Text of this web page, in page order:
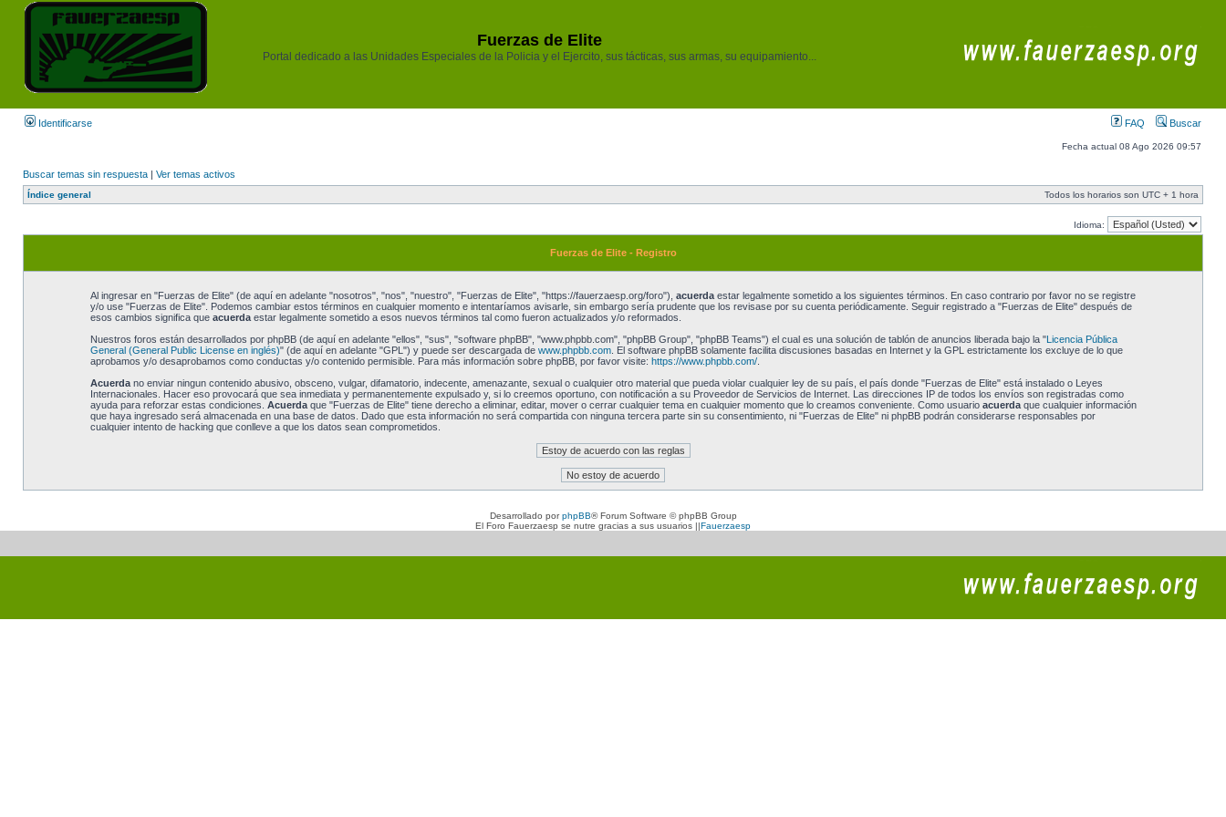
Fuerzas de Elite
Portal dedicado a las Unidades Especiales de la Policia y el Ejercito, sus tácticas, sus armas, su equipamiento...
Identificarse FAQ Buscar
Fecha actual 08 Ago 2026 09:57
Buscar temas sin respuesta | Ver temas activos
Índice general Todos los horarios son UTC + 1 hora
Idioma:
Fuerzas de Elite - Registro
Al ingresar en "Fuerzas de Elite" (de aquí en adelante "nosotros", "nos", "nuestro", "Fuerzas de Elite", "https://fauerzaesp.org/foro"), acuerdaestar legalmente sometido a los siguientes términos. En caso contrario por favor no se registre
y/o use "Fuerzas de Elite". Podemos cambiar estos términos en cualquier momento e intentaríamos avisarle, sin embargo sería prudente que los revisase por su cuenta periódicamente. Seguir registrado a "Fuerzas de Elite" después de
esos cambios significa que acuerdaestar legalmente sometido a esos nuevos términos tal como fueron actualizados y/o reformados.
Nuestros foros están desarrollados por phpBB (de aquí en adelante "ellos", "sus", "software phpBB", "www.phpbb.com", "phpBB Group", "phpBB Teams") el cual es una solución de tablón de anuncios liberada bajo la "Licencia Pública
General (General Public License en inglés)" (de aquí en adelante "GPL") y puede ser descargada de www.phpbb.com. El software phpBB solamente facilita discusiones basadas en Internet y la GPL estrictamente los excluye de lo que
aprobamos y/o desaprobamos como conductas y/o contenido permisible. Para más información sobre phpBB, por favor visite: https://www.phpbb.com/.
Acuerdano enviar ningun contenido abusivo, obsceno, vulgar, difamatorio, indecente, amenazante, sexual o cualquier otro material que pueda violar cualquier ley de su país, el país donde "Fuerzas de Elite" está instalado o Leyes
Internacionales. Hacer eso provocará que sea inmediata y permanentemente expulsado y, si lo creemos oportuno, con notificación a su Proveedor de Servicios de Internet. Las direcciones IP de todos los envíos son registradas como
ayuda para reforzar estas condiciones. Acuerdaque "Fuerzas de Elite" tiene derecho a eliminar, editar, mover o cerrar cualquier tema en cualquier momento que lo creamos conveniente. Como usuario acuerdaque cualquier información
que haya ingresado será almacenada en una base de datos. Dado que esta información no será compartida con ninguna tercera parte sin su consentimiento, ni "Fuerzas de Elite" ni phpBB podrán considerarse responsables por
cualquier intento de hacking que conlleve a que los datos sean comprometidos.
Desarrollado porphpBB® Forum Software © phpBB Group
El Foro Fauerzaesp se nutre gracias a sus usuarios ||Fauerzaesp